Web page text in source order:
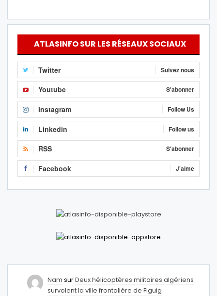
ATLASINFO SUR LES RÉSEAUX SOCIAUX
Twitter Suivez nous
Youtube S'abonner
Instagram Follow Us
Linkedin Follow us
RSS S'abonner
Facebook J'aime
Nam surDeux hélicoptères militaires algériens
survolent la ville frontalière de Figuig